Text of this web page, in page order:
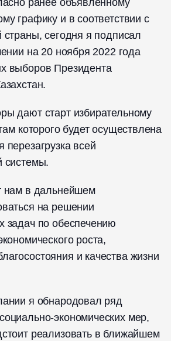
ранее объявленному
графику и в соответствии с
страны, сегодня я подписал
на 20 ноября 2022 года
выборов Президента
дают старт избирательному
которого будет осуществлена
перезагрузка всей
системы.
нам в дальнейшем
на решении
задач по обеспечению
роста,
и качества жизни
я обнародовал ряд
экономических мер,
реализовать в ближайшем